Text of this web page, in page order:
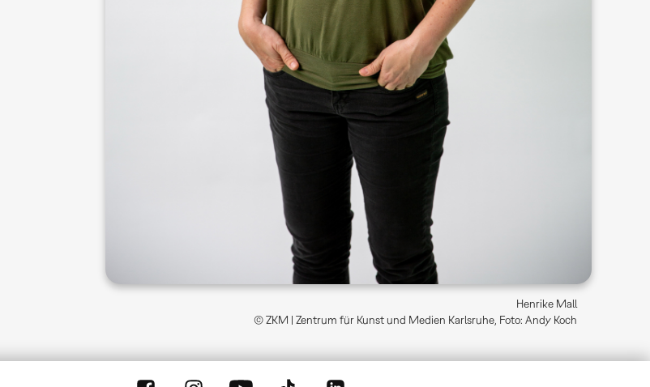
Henrike Mall
© ZKM | Zentrum für Kunst und Medien Karlsruhe, Foto: Andy Koch